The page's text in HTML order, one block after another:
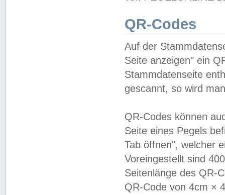
QR-Codes
Auf der
Seite anzeigen" ein
Stammdatenseite
gescannt, so wird
QR-Codes können
Seite eines Pegels
Tab öffnen", welcher
Voreingestellt sind
Seitenlänge des QR-
QR-Code von 4cm ×